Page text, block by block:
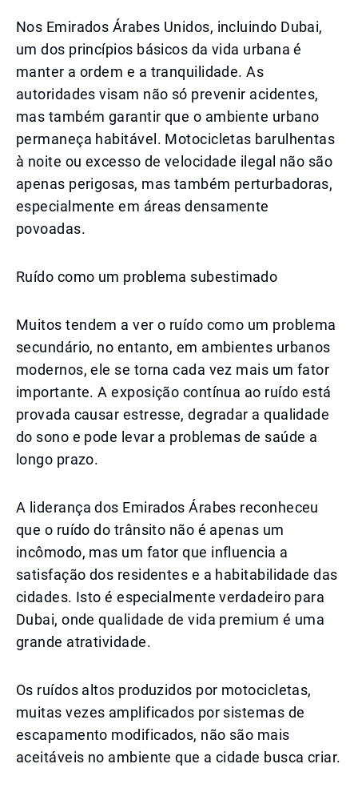
Nos Emirados Árabes Unidos, incluindo Dubai,
um dos princípios básicos da vida urbana é
manter a ordem e a tranquilidade. As
autoridades visam não só prevenir acidentes,
mas também garantir que o ambiente urbano
permaneça habitável. Motocicletas barulhentas
à noite ou excesso de velocidade ilegal não são
apenas perigosas, mas também perturbadoras,
especialmente em áreas densamente
povoadas.
Ruído como um problema subestimado
Muitos tendem a ver o ruído como um problema
secundário, no entanto, em ambientes urbanos
modernos, ele se torna cada vez mais um fator
importante. A exposição contínua ao ruído está
provada causar estresse, degradar a qualidade
do sono e pode levar a problemas de saúde a
longo prazo.
A liderança dos Emirados Árabes reconheceu
que o ruído do trânsito não é apenas um
incômodo, mas um fator que influencia a
satisfação dos residentes e a habitabilidade das
cidades. Isto é especialmente verdadeiro para
Dubai, onde qualidade de vida premium é uma
grande atratividade.
Os ruídos altos produzidos por motocicletas,
muitas vezes amplificados por sistemas de
escapamento modificados, não são mais
aceitáveis no ambiente que a cidade busca criar.